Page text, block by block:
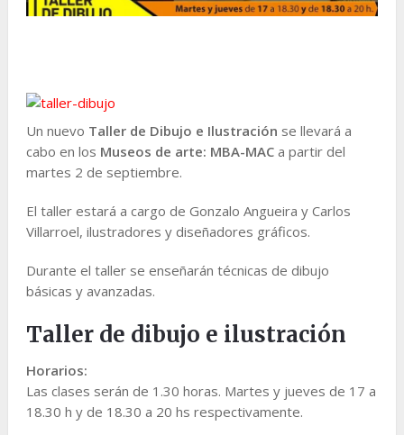
Un nuevo Taller de Dibujo e Ilustración se llevará a
cabo en los Museos de arte: MBA-MAC a partir del
martes 2 de septiembre.
El taller estará a cargo de Gonzalo Angueira y Carlos
Villarroel, ilustradores y diseñadores gráficos.
Durante el taller se enseñarán técnicas de dibujo
básicas y avanzadas.
Taller de dibujo e ilustración
Horarios:
Las clases serán de 1.30 horas. Martes y jueves de 17 a
18.30 h y de 18.30 a 20 hs respectivamente.